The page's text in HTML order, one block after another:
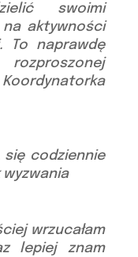
swoimi
aktywności
To naprawdę
się codziennie
wyzwania
wrzucałam
lepiej znam